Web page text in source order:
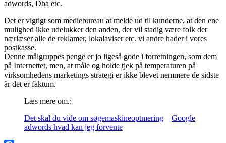
adwords, Dba etc.
Det er vigtigt som mediebureau at melde ud til kunderne, at den ene
mulighed ikke udelukker den anden, der vil stadig være folk der
nærlæser alle de reklamer, lokalaviser etc. vi andre hader i vores
postkasse.
Denne målgruppes penge er jo ligeså gode i forretningen, som dem
på Internettet, men, at måle og holde tjek på temperaturen på
virksomhedens marketings strategi er ikke blevet nemmere de sidste
år det er faktum.
Læs mere om.:
Det skal du vide om søgemaskineoptmering – Google
adwords hvad kan jeg forvente